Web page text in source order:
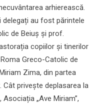
arhierească.
delegați au fost părintele
de Beiuș și prof.
copiilor și tinerilor
Greco-Catolic de
Zima, din partea
privește deplasarea la
„Ave Miriam”,